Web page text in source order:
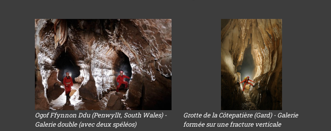
Ogof Ffynnon Ddu (Penwyllt, South Wales) -
Galerie double (avec deux spéléos)
Grotte de la Côtepatière (Gard) - Galerie
formée sur une fracture verticale